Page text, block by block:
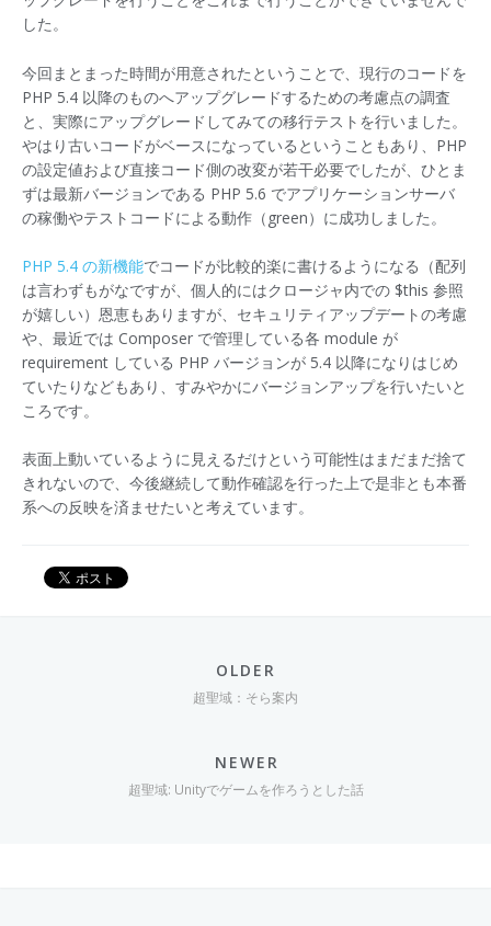
した。
今回まとまった時間が用意されたということで、現行のコードを
PHP 5.4 以降のものへアップグレードするための考慮点の調査
と、実際にアップグレードしてみての移行テストを行いました。
やはり古いコードがベースになっているということもあり、PHP
の設定値および直接コード側の改変が若干必要でしたが、ひとま
ずは最新バージョンである PHP 5.6 でアプリケーションサーバ
の稼働やテストコードによる動作（green）に成功しました。
PHP 5.4 の新機能でコードが比較的楽に書けるようになる（配列
は言わずもがなですが、個人的にはクロージャ内での $this 参照
が嬉しい）恩恵もありますが、セキュリティアップデートの考慮
や、最近では Composer で管理している各 module が
requirement している PHP バージョンが 5.4 以降になりはじめ
ていたりなどもあり、すみやかにバージョンアップを行いたいと
ころです。
表面上動いているように見えるだけという可能性はまだまだ捨て
きれないので、今後継続して動作確認を行った上で是非とも本番
系への反映を済ませたいと考えています。
OLDER
超聖域：そら案内
NEWER
超聖域: Unityでゲームを作ろうとした話